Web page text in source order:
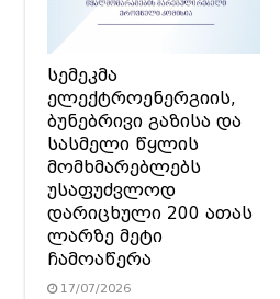
სემეკმა
ელექტროენერგიის,
ბუნებრივი გაზისა და
სასმელი წყლის
მომხმარებლებს
უსაფუძვლოდ
დარიცხული 200 ათას
ლარზე მეტი
ჩამოაწერა
17/07/2026